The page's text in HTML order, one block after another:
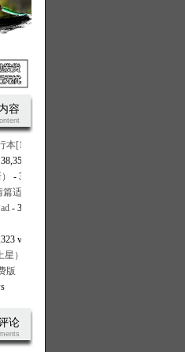
容
[1-9全]
views
- 37,465 views
适用)
- 30,062 views
views
）繁体中文版
（支持Vista,Win7）
论